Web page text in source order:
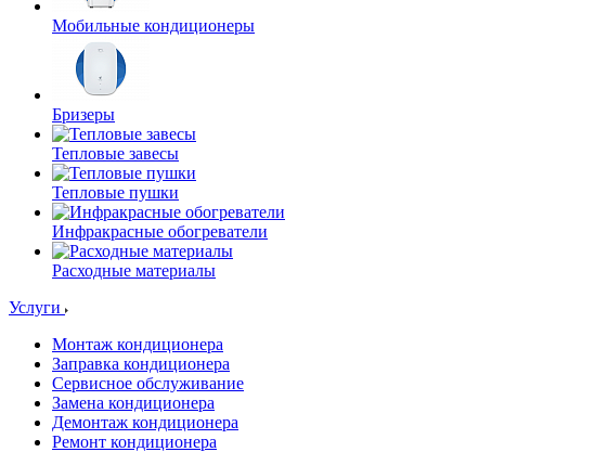
Мобильные кондиционеры
Бризеры
Тепловые завесы
Тепловые пушки
Инфракрасные обогреватели
Расходные материалы
Услуги
Монтаж кондиционера
Заправка кондиционера
Сервисное обслуживание
Замена кондиционера
Демонтаж кондиционера
Ремонт кондиционера